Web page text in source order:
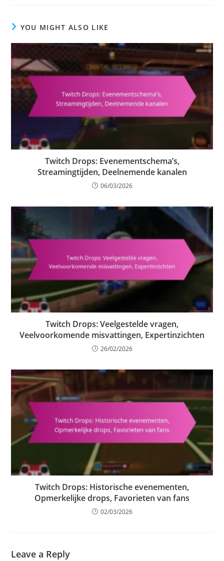
YOU MIGHT ALSO LIKE
Twitch Drops: Evenementschema’s,
Streamingtijden, Deelnemende kanalen
06/03/2026
Twitch Drops: Veelgestelde vragen,
Veelvoorkomende misvattingen, Expertinzichten
26/02/2026
Twitch Drops: Historische evenementen,
Opmerkelijke drops, Favorieten van fans
02/03/2026
Leave a Reply